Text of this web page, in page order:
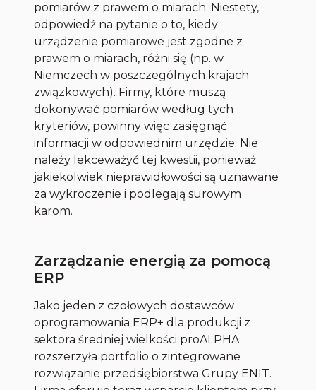
pomiarów z prawem o miarach. Niestety,
odpowiedź na pytanie o to, kiedy
urządzenie pomiarowe jest zgodne z
prawem o miarach, różni się (np. w
Niemczech w poszczególnych krajach
związkowych). Firmy, które muszą
dokonywać pomiarów według tych
kryteriów, powinny więc zasięgnąć
informacji w odpowiednim urzędzie. Nie
należy lekceważyć tej kwestii, ponieważ
jakiekolwiek nieprawidłowości są uznawane
za wykroczenie i podlegają surowym
karom.
Zarządzanie energią za pomocą
ERP
Jako jeden z czołowych dostawców
oprogramowania ERP+ dla produkcji z
sektora średniej wielkości proALPHA
rozszerzyła portfolio o zintegrowane
rozwiązanie przedsiębiorstwa Grupy ENIT.